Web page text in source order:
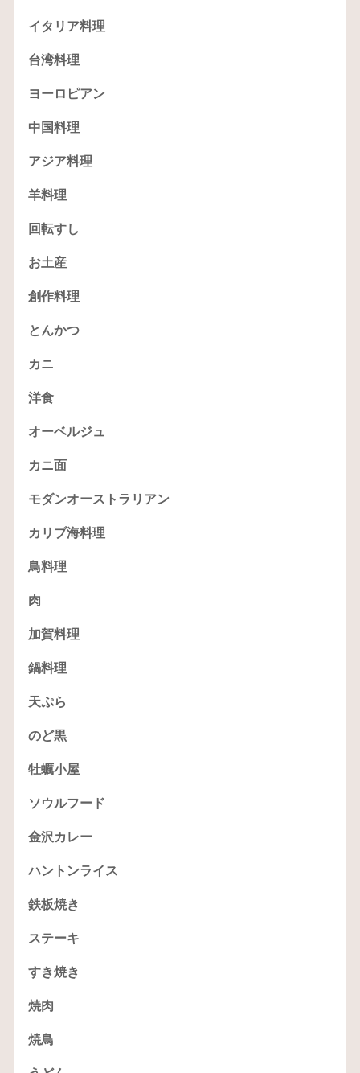
イタリア料理
台湾料理
ヨーロピアン
中国料理
アジア料理
羊料理
回転すし
お土産
創作料理
とんかつ
カニ
洋食
オーベルジュ
カニ面
モダンオーストラリアン
カリブ海料理
鳥料理
肉
加賀料理
鍋料理
天ぷら
のど黒
牡蠣小屋
ソウルフード
金沢カレー
ハントンライス
鉄板焼き
ステーキ
すき焼き
焼肉
焼鳥